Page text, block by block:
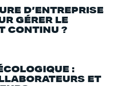
D’ENTREPRISE
GÉRER LE
CONTINU ?
:
ET